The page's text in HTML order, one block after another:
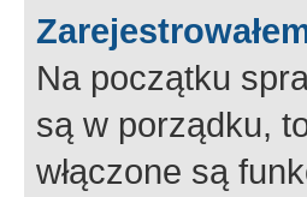
Na początku
są w porządku,
włączone są